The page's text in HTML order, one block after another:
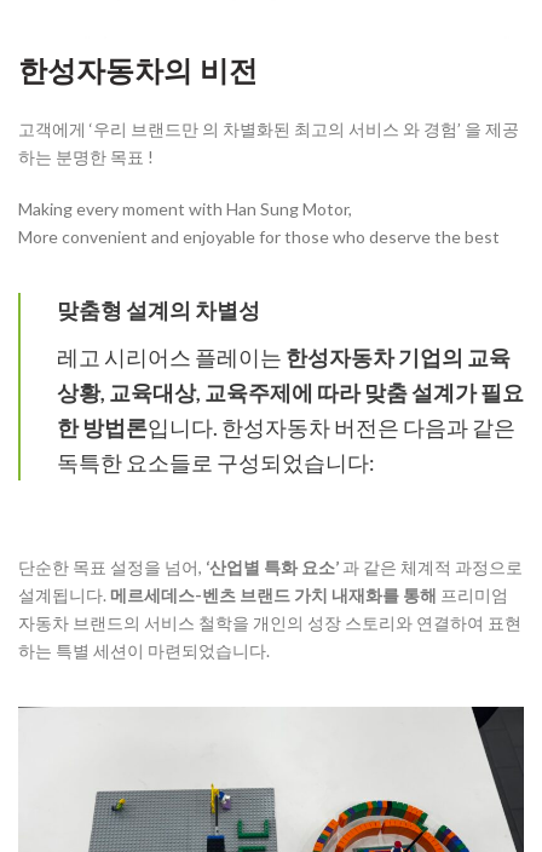
한성자동차의 비전
고객에게 ‘우리 브랜드만 의 차별화된 최고의 서비스 와 경험’ 을 제공
하는 분명한 목표 !
Making every moment with Han Sung Motor,
More convenient and enjoyable for those who deserve the best
맞춤형 설계의 차별성
레고 시리어스 플레이는 한성자동차기업의 교육
상황, 교육대상, 교육주제에 따라 맞춤 설계가 필요
한 방법론입니다. 한성자동차 버전은 다음과 같은
독특한 요소들로 구성되었습니다:
단순한 목표 설정을 넘어, ‘산업별 특화 요소’ 과 같은 체계적 과정으로
설계됩니다. 메르세데스-벤츠 브랜드 가치 내재화를 통해 프리미엄
자동차 브랜드의 서비스 철학을 개인의 성장 스토리와 연결하여 표현
하는 특별 세션이 마련되었습니다.